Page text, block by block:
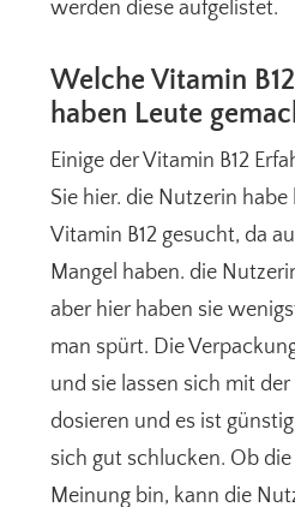
werden diese aufgelistet.
Welche Vitamin
haben Leute
Einige der Vitamin B12
Sie hier. die Nutzerin
Vitamin B12 gesucht, da
Mangel haben. die
aber hier haben sie
man spürt. Die
und sie lassen sich mit
dosieren und es ist
sich gut schlucken. Ob die
Meinung bin, kann die